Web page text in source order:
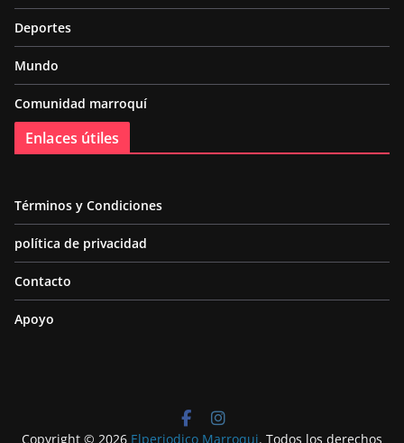
Deportes
Mundo
Comunidad marroquí
Enlaces útiles
Términos y Condiciones
política de privacidad
Contacto
Apoyo
Copyright © 2026 Elperiodico Marroqui. Todos los derechos